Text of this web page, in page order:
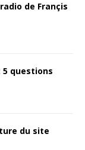
de Françis
5 questions
du site